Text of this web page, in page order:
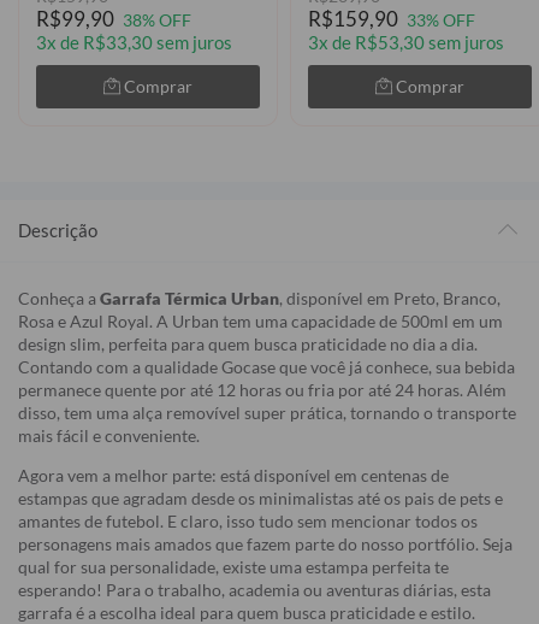
R$99,90 38% OFF
3x de R$33,30 sem juros
Comprar
R$159,90 33% OFF
3x de R$53,30 sem juros
Comprar
Descrição
Conheça a Garrafa Térmica Urban, disponível em Preto, Branco,
Rosa e Azul Royal. A Urban tem uma capacidade de 500ml em um
design slim, perfeita para quem busca praticidade no dia a dia.
Contando com a qualidade Gocase que você já conhece, sua bebida
permanece quente por até 12 horas ou fria por até 24 horas. Além
disso, tem uma alça removível super prática, tornando o transporte
mais fácil e conveniente.
Agora vem a melhor parte: está disponível em centenas de
estampas que agradam desde os minimalistas até os pais de pets e
amantes de futebol. E claro, isso tudo sem mencionar todos os
personagens mais amados que fazem parte do nosso portfólio. Seja
qual for sua personalidade, existe uma estampa perfeita te
esperando! Para o trabalho, academia ou aventuras diárias, esta
garrafa é a escolha ideal para quem busca praticidade e estilo.